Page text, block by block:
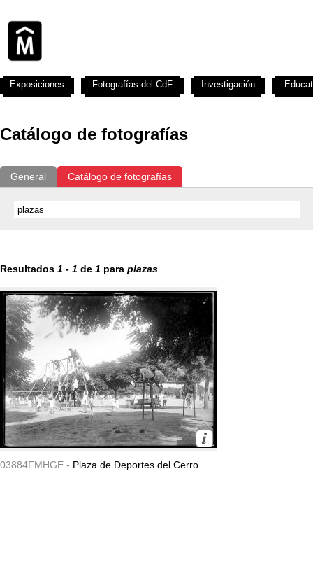
Catálogo de fotografías
General Catálogo de fotografías
Resultados 1 - 1 de 1 para plazas
03884FMHGE - Plaza de Deportes del Cerro.
Exposiciones Fotografías del CdF Investigación